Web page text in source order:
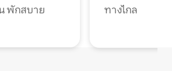
พักสบาย
ทางไกล